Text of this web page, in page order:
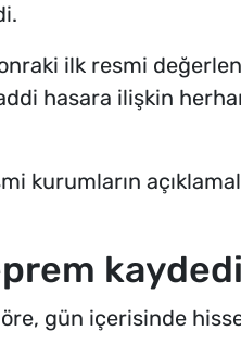
ilk resmi
hasara ilişkin
kurumların
gün içerisinde